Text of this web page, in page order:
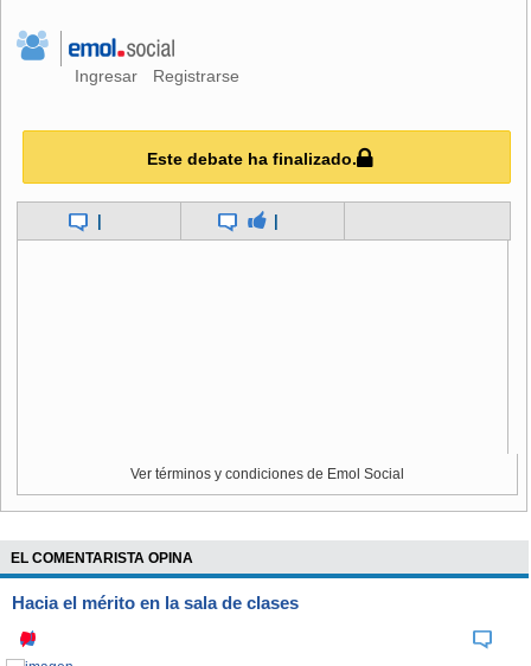
verdadero patrón de fundo", enfatizó.
de protección en favor de los alumnos de Providencia, para
que no se les cierre el año como amenazó el jefe comunal.
Ingresar Registrarse
Este debate ha finalizado.
Ver términos y condiciones de Emol Social
EL COMENTARISTA OPINA
Hacia el mérito en la sala de clases